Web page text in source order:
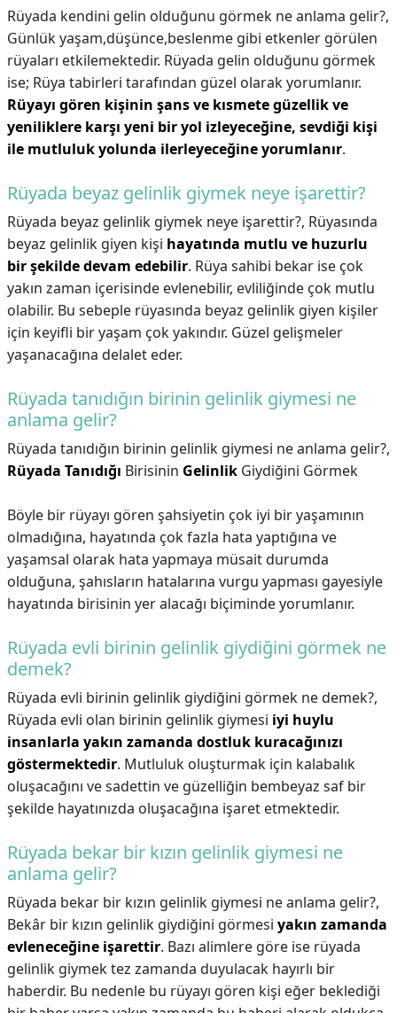
Rüyada kendini gelin olduğunu görmek ne anlama gelir?,
Günlük yaşam,düşünce,beslenme gibi etkenler görülen
rüyaları etkilemektedir. Rüyada gelin olduğunu görmek
ise; Rüya tabirleri tarafından güzel olarak yorumlanır.
Rüyayı gören kişinin şans ve kısmete güzellik ve
yeniliklere karşı yeni bir yol izleyeceğine, sevdiği kişi
ile mutluluk yolunda ilerleyeceğine yorumlanır.
Rüyada beyaz gelinlik giymek neye işarettir?
Rüyada beyaz gelinlik giymek neye işarettir?, Rüyasında
beyaz gelinlik giyen kişi hayatında mutlu ve huzurlu
bir şekilde devam edebilir. Rüya sahibi bekar ise çok
yakın zaman içerisinde evlenebilir, evliliğinde çok mutlu
olabilir. Bu sebeple rüyasında beyaz gelinlik giyen kişiler
için keyifli bir yaşam çok yakındır. Güzel gelişmeler
yaşanacağına delalet eder.
Rüyada tanıdığın birinin gelinlik giymesi ne
anlama gelir?
Rüyada tanıdığın birinin gelinlik giymesi ne anlama gelir?,
Rüyada Tanıdığı Birisinin Gelinlik Giydiğini Görmek
Böyle bir rüyayı gören şahsiyetin çok iyi bir yaşamının
olmadığına, hayatında çok fazla hata yaptığına ve
yaşamsal olarak hata yapmaya müsait durumda
olduğuna, şahısların hatalarına vurgu yapması gayesiyle
hayatında birisinin yer alacağı biçiminde yorumlanır.
Rüyada evli birinin gelinlik giydiğini görmek ne
demek?
Rüyada evli birinin gelinlik giydiğini görmek ne demek?,
Rüyada evli olan birinin gelinlik giymesi iyi huylu
insanlarla yakın zamanda dostluk kuracağınızı
göstermektedir. Mutluluk oluşturmak için kalabalık
oluşacağını ve sadettin ve güzelliğin bembeyaz saf bir
şekilde hayatınızda oluşacağına işaret etmektedir.
Rüyada bekar bir kızın gelinlik giymesi ne
anlama gelir?
Rüyada bekar bir kızın gelinlik giymesi ne anlama gelir?,
Bekâr bir kızın gelinlik giydiğini görmesi yakın zamanda
evleneceğine işarettir. Bazı alimlere göre ise rüyada
gelinlik giymek tez zamanda duyulacak hayırlı bir
haberdir. Bu nedenle bu rüyayı gören kişi eğer beklediği